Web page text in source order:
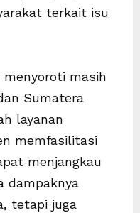
terkait isu
masih
Sumatera
layanan
memfasilitasi
menjangkau
dampaknya
tetapi juga